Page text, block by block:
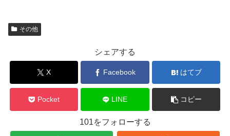
その他
シェアする
X Facebook はてブ
Pocket LINE コピー
101をフォローする